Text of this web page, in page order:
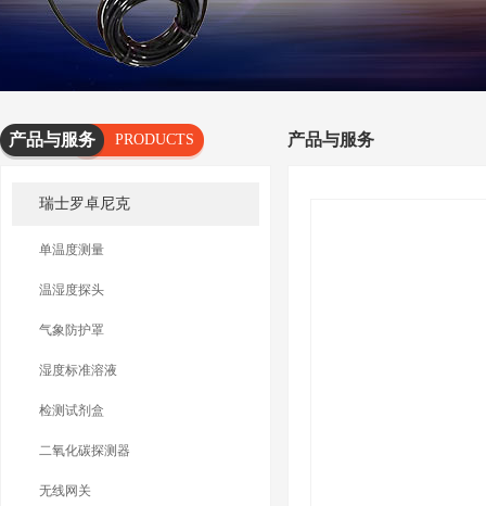
产品与服务
PRODUCTS
SERVICES
瑞士罗卓尼克
单温度测量
温湿度探头
气象防护罩
湿度标准溶液
检测试剂盒
二氧化碳探测器
无线网关
产品与服务